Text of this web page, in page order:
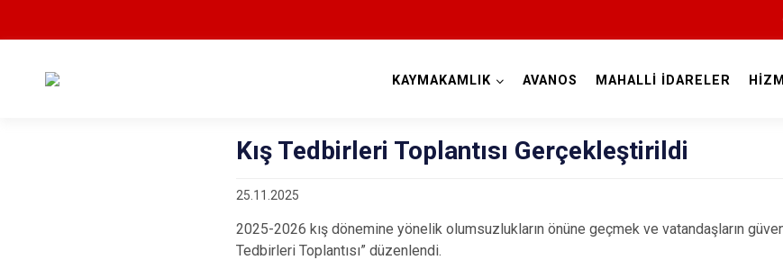
KAYMAKAMLIK AVANOS MAHALLİ İDARELER
Kış Tedbirleri Toplantısı Gerçekleştirildi
25.11.2025
2025-2026 kış dönemine yönelik olumsuzlukların önüne geçmek ve vatandaşların
Tedbirleri Toplantısı” düzenlendi.